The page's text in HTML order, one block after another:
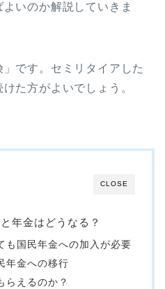
いのか解説していきま
です。セミリタイアした
た方がよいでしょう。
CLOSE
年金はどうなる？
も国民年金への加入が必要
年金への移行
らえるのか？